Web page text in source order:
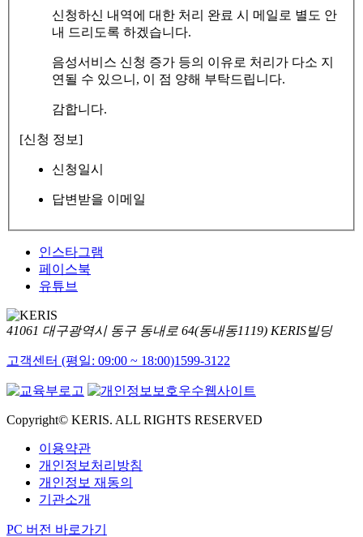
신청하신 내역에 대한 처리 완료 시 메일로 별도 안
내 드리도록 하겠습니다.
음성서비스 신청 증가 등의 이유로 처리가 다소 지
연될 수 있으니, 이 점 양해 부탁드립니다.
감합니다.
[신청 정보]
신청일시
답변받을 이메일
인스타그램
페이스북
유튜브
41061 대구광역시 동구 동내로 64(동내동1119) KERIS빌딩
고객센터 (평일: 09:00 ~ 18:00)1599-3122
Copyright© KERIS. ALL RIGHTS RESERVED
이용약관
개인정보처리방침
개인정보 재동의
기관소개
PC 버전 바로가기